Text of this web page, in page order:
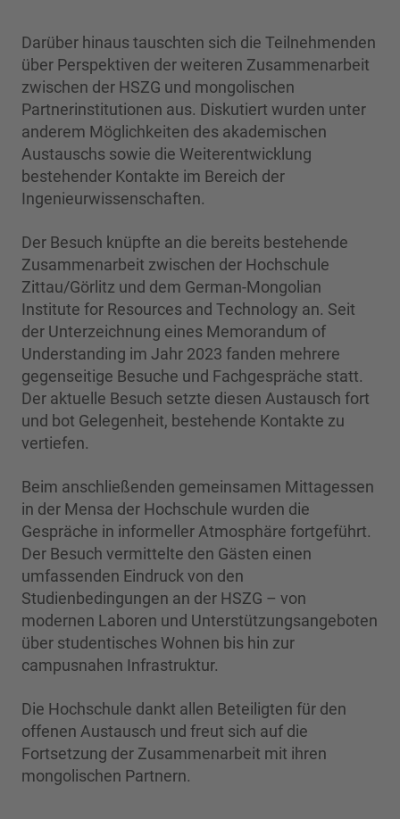
Darüber hinaus tauschten sich die Teilnehmenden
über Perspektiven der weiteren Zusammenarbeit
zwischen der HSZG und mongolischen
Partnerinstitutionen aus. Diskutiert wurden unter
anderem Möglichkeiten des akademischen
Austauschs sowie die Weiterentwicklung
bestehender Kontakte im Bereich der
Ingenieurwissenschaften.
Der Besuch knüpfte an die bereits bestehende
Zusammenarbeit zwischen der Hochschule
Zittau/Görlitz und dem German-Mongolian
Institute for Resources and Technology an. Seit
der Unterzeichnung eines Memorandum of
Understanding im Jahr 2023 fanden mehrere
gegenseitige Besuche und Fachgespräche statt.
Der aktuelle Besuch setzte diesen Austausch fort
und bot Gelegenheit, bestehende Kontakte zu
vertiefen.
Beim anschließenden gemeinsamen Mittagessen
in der Mensa der Hochschule wurden die
Gespräche in informeller Atmosphäre fortgeführt.
Der Besuch vermittelte den Gästen einen
umfassenden Eindruck von den
Studienbedingungen an der HSZG – von
modernen Laboren und Unterstützungsangeboten
über studentisches Wohnen bis hin zur
campusnahen Infrastruktur.
Die Hochschule dankt allen Beteiligten für den
offenen Austausch und freut sich auf die
Fortsetzung der Zusammenarbeit mit ihren
mongolischen Partnern.